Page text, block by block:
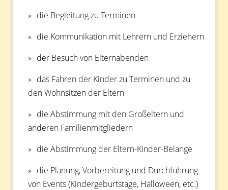
die Begleitung zu Terminen
die Kommunikation mit Lehrern und Erziehern
der Besuch von Elternabenden
das Fahren der Kinder zu Terminen und zu
den Wohnsitzen der Eltern
die Abstimmung mit den Großeltern und
anderen Familienmitgliedern
die Abstimmung der Eltern-Kinder-Belange
die Planung, Vorbereitung und Durchführung
von Events (Kindergeburtstage, Halloween, etc.)